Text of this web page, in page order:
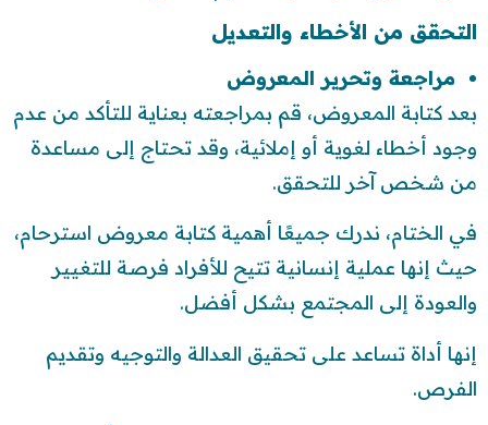
التحقق من الأخطاء والتعديل
مراجعة وتحرير المعروض
بعد كتابة المعروض، قم بمراجعته بعناية للتأكد من عدم
وجود أخطاء لغوية أو إملائية، وقد تحتاج إلى مساعدة
من شخص آخر للتحقق.
في الختام، ندرك جميعًا أهمية كتابة معروض استرحام،
حيث إنها عملية إنسانية تتيح للأفراد فرصة للتغيير
والعودة إلى المجتمع بشكل أفضل.
إنها أداة تساعد على تحقيق العدالة والتوجيه وتقديم
الفرص.